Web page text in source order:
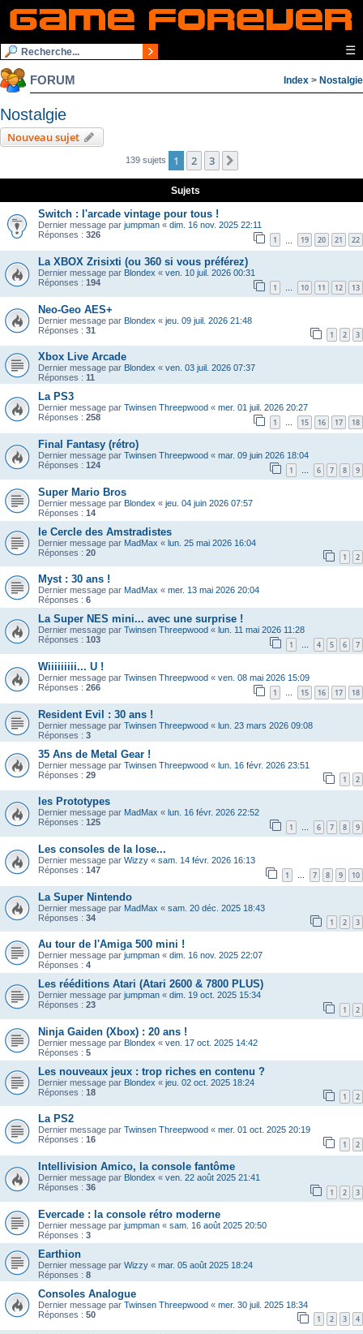
☰
FORUM Index > Nostalgie
Nostalgie
Nouveau sujet
139 sujets 1 2 3
Sujets
Switch : l'arcade vintage pour tous !
Dernier message par jumpman « dim. 16 nov. 2025 22:11
Réponses : 326 1 19 20 21 22
La XBOX Zrisixti (ou 360 si vous préférez)
Dernier message par Blondex « ven. 10 juil. 2026 00:31
Réponses : 194 1 … 10 11 12 13
Neo-Geo AES+
Dernier message par Blondex « jeu. 09 juil. 2026 21:48
Réponses : 31 1 2 3
Xbox Live Arcade
Dernier message par Blondex « ven. 03 juil. 2026 07:37
Réponses : 11
La PS3
Dernier message par Twinsen Threepwood « mer. 01 juil. 2026 20:27
Réponses : 258 1 … 15 16 17 18
Final Fantasy (rétro)
Dernier message par Twinsen Threepwood « mar. 09 juin 2026 18:04
Réponses : 124 1 … 6 7 8 9
Super Mario Bros
Dernier message par Blondex « jeu. 04 juin 2026 07:57
Réponses : 14
le Cercle des Amstradistes
Dernier message par MadMax « lun. 25 mai 2026 16:04
Réponses : 20 1 2
Myst : 30 ans !
Dernier message par MadMax « mer. 13 mai 2026 20:04
Réponses : 6
La Super NES mini... avec une surprise !
Dernier message par Twinsen Threepwood « lun. 11 mai 2026 11:28
Réponses : 103 1 … 4 5 6 7
Wiiiiiiiii... U !
Dernier message par Twinsen Threepwood « ven. 08 mai 2026 15:09
Réponses : 266 1 … 15 16 17 18
Resident Evil : 30 ans !
Dernier message par Twinsen Threepwood « lun. 23 mars 2026 09:08
Réponses : 3
35 Ans de Metal Gear !
Dernier message par Twinsen Threepwood « lun. 16 févr. 2026 23:51
Réponses : 29 1 2
les Prototypes
Dernier message par MadMax « lun. 16 févr. 2026 22:52
Réponses : 125 1 … 6 7 8 9
Les consoles de la lose...
Dernier message par Wizzy « sam. 14 févr. 2026 16:13
Réponses : 147 1 7 8 9 10
La Super Nintendo
Dernier message par MadMax « sam. 20 déc. 2025 18:43
Réponses : 34 1 2 3
Au tour de l'Amiga 500 mini !
Dernier message par jumpman « dim. 16 nov. 2025 22:07
Réponses : 4
Les rééditions Atari (Atari 2600 & 7800 PLUS)
Dernier message par jumpman « dim. 19 oct. 2025 15:34
Réponses : 23 1 2
Ninja Gaiden (Xbox) : 20 ans !
Dernier message par Blondex « ven. 17 oct. 2025 14:42
Réponses : 5
Les nouveaux jeux : trop riches en contenu ?
Dernier message par Blondex « jeu. 02 oct. 2025 18:24
Réponses : 18 1 2
La PS2
Dernier message par Twinsen Threepwood « mer. 01 oct. 2025 20:19
Réponses : 16 1 2
Intellivision Amico, la console fantôme
Dernier message par Blondex « ven. 22 août 2025 21:41
Réponses : 36 1 2 3
Evercade : la console rétro moderne
Dernier message par jumpman « sam. 16 août 2025 20:50
Réponses : 3
Earthion
Dernier message par Wizzy « mar. 05 août 2025 18:24
Réponses : 8
Consoles Analogue
Dernier message par Twinsen Threepwood « mer. 30 juil. 2025 18:34
Réponses : 50 1 2 3 4